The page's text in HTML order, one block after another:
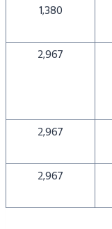
1,380
2,967
2,967
2,967